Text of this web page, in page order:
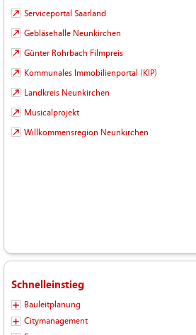
Serviceportal Saarland
Gebläsehalle Neunkirchen
Günter Rohrbach Filmpreis
Kommunales Immobilienportal (KIP)
Landkreis Neunkirchen
Musicalprojekt
Willkommensregion Neunkirchen
Schnelleinstieg
Bauleitplanung
Citymanagement